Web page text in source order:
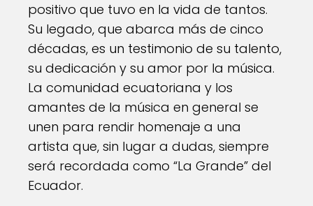
positivo que tuvo en la vida de tantos.
Su legado, que abarca más de cinco
décadas, es un testimonio de su talento,
su dedicación y su amor por la música.
La comunidad ecuatoriana y los
amantes de la música en general se
unen para rendir homenaje a una
artista que, sin lugar a dudas, siempre
será recordada como “La Grande” del
Ecuador.